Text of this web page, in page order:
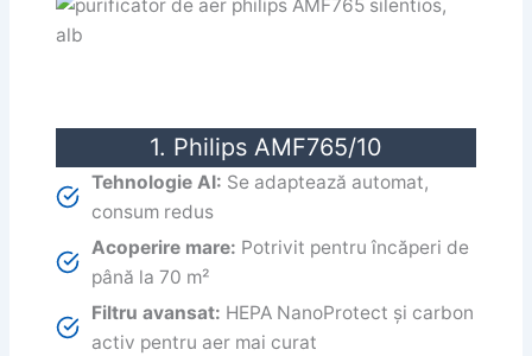
1. Philips AMF765/10
Tehnologie AI: Se adaptează automat,
consum redus
Acoperire mare: Potrivit pentru încăperi de
până la 70 m²
Filtru avansat: HEPA NanoProtect și carbon
activ pentru aer mai curat